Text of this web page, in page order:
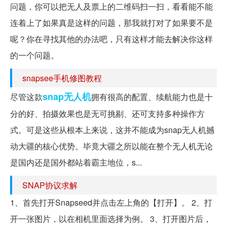
问题，你可以把无人及票上的二维码扫一扫，看看能不能
连着上了如果真是这样的问题，那我就打对了如果要不是
呢？你在寻找其他的办法吧，只有这样才能去解决你这样
的一个问题。
snapsee手机修图教程
尽管这款snap无人机拥有很高的配置、续航能力也是十
分的好、拍摄效果也是无可挑剔、还可支持多种操作方
式。可是这些从根本上来说，这并不能成为snap无人机撼
动大疆的核心优势。毕竟大疆之所以能在整个无人机无论
是国内还是国外都站着霸主地位，s...
SNAP协议求解
1、首先打开Snapseed并点击左上角的【打开】。 2、打
开一张图片，以在相机里面选择为例。 3、打开图片后，